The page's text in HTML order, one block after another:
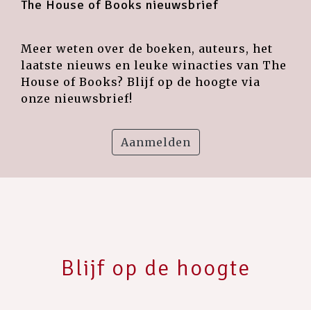
The House of Books nieuwsbrief
Meer weten over de boeken, auteurs, het
laatste nieuws en leuke winacties van The
House of Books? Blijf op de hoogte via
onze nieuwsbrief!
Aanmelden
Blijf op de hoogte